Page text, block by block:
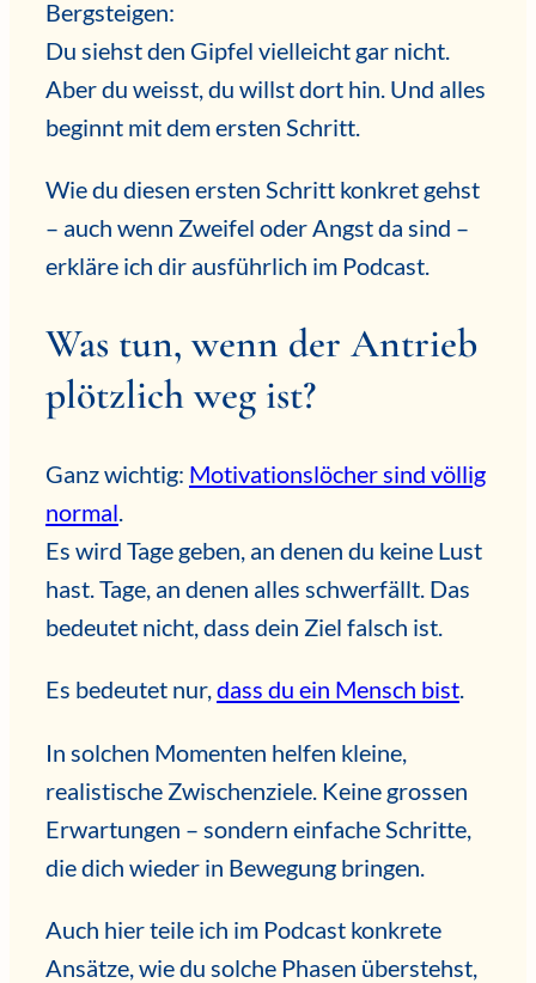
Bergsteigen:
Du siehst den Gipfel vielleicht gar nicht.
Aber du weisst, du willst dort hin. Und alles
beginnt mit dem ersten Schritt.
Wie du diesen ersten Schritt konkret gehst
– auch wenn Zweifel oder Angst da sind –
erkläre ich dir ausführlich im Podcast.
Was tun, wenn der Antrieb
plötzlich weg ist?
Ganz wichtig: Motivationslöcher sind völlig
normal
Es wird Tage geben, an denen du keine Lust
hast. Tage, an denen alles schwerfällt. Das
bedeutet nicht, dass dein Ziel falsch ist.
Es bedeutet nur,dass du ein Mensch bist.
In solchen Momenten helfen kleine,
realistische Zwischenziele. Keine grossen
Erwartungen – sondern einfache Schritte,
die dich wieder in Bewegung bringen.
Auch hier teile ich im Podcast konkrete
Ansätze, wie du solche Phasen überstehst,